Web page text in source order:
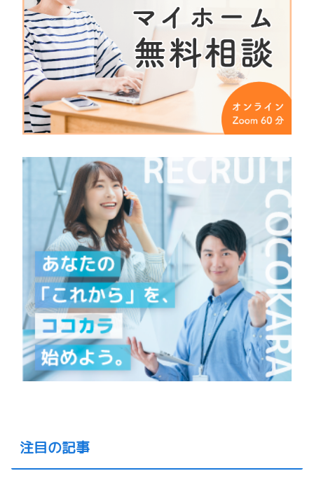
注目の記事